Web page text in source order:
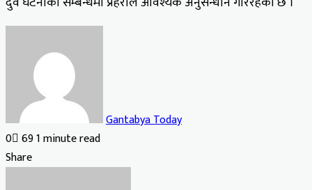
Gantabya Today
0 691 minute read
Facebook
X
LinkedIn
Tumblr
Pinterest
Reddit
VKontakte
Odnoklassniki
Pocket
Share